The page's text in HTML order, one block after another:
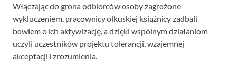
Włączając do grona odbiorców osoby zagrożone
wykluczeniem, pracownicy olkuskiej książnicy zadbali
bowiem o ich aktywizację, a dzięki wspólnym działaniom
uczyli uczestników projektu tolerancji, wzajemnej
akceptacji i zrozumienia.